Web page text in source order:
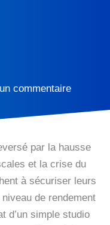
commentaire
par la hausse
et la crise du
à sécuriser leurs
de rendement
d’un simple studio